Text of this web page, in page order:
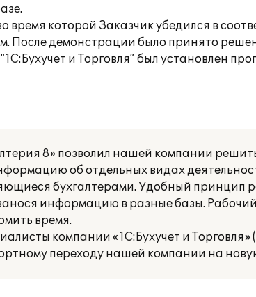
которой Заказчик убедился в
После демонстрации было принято
и Торговля” был установлен
8» позволил нашей компании
об отдельных видах
бухгалтерами. Удобный принцип
информацию в разные базы.
время.
компании «1С:Бухучет и
переходу нашей компании на